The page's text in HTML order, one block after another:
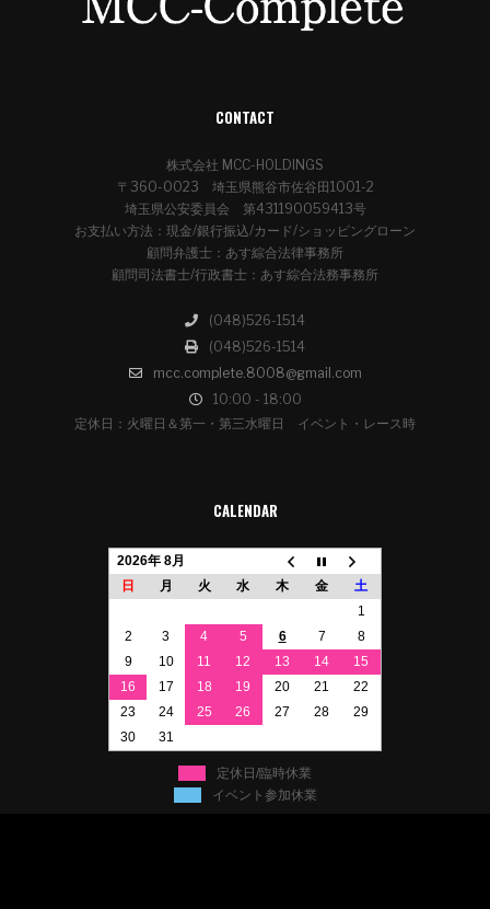
CONTACT
株式会社 MCC-HOLDINGS
〒360-0023 埼玉県熊谷市佐谷田1001-2
埼玉県公安委員会 第431190059413号
お支払い方法：現金/銀行振込/カード/ショッピングローン
顧問弁護士：あす綜合法律事務所
顧問司法書士/行政書士：あす綜合法務事務所
(048)526-1514
(048)526-1514
mcc.complete.8008@gmail.com
10:00 - 18:00
定休日：火曜日＆第一・第三水曜日 イベント・レース時
CALENDAR
2026年 8月
日
月 火 水 木 金
土
1
2
3 4 5 6 7
8
9
10 11 12 13 14
15
16
17 18 19 20 21
22
23
24 25 26 27 28
29
30
31
定休日/臨時休業
イベント参加休業